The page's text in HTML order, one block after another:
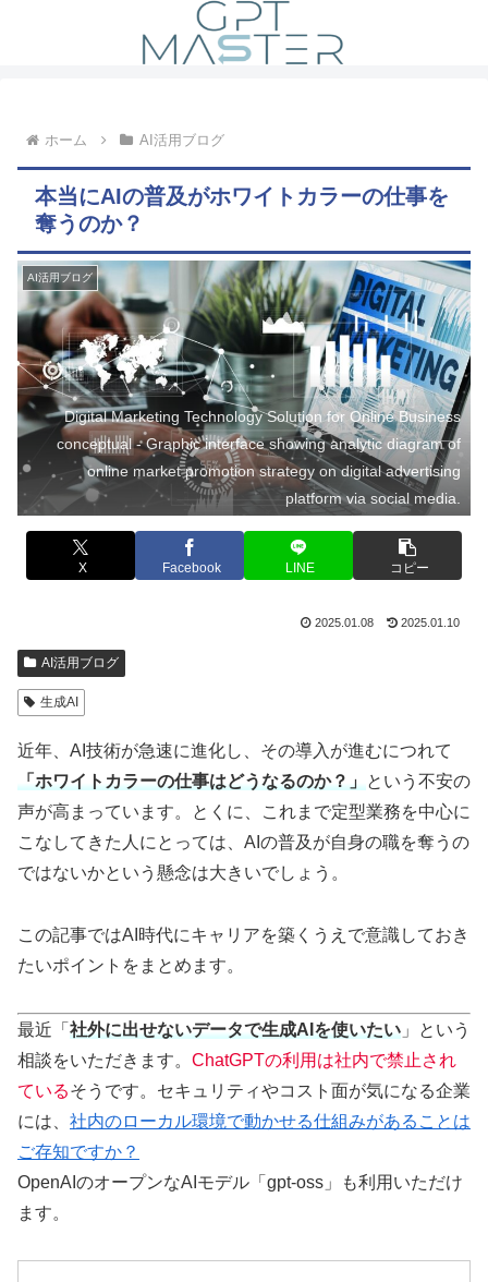
ホーム AI活用ブログ
本当にAIの普及がホワイトカラーの仕事を
奪うのか？
AI活用ブログ
Digital Marketing Technology Solution for Online Business
conceptual - Graphic interface showing analytic diagram of
online market promotion strategy on digital advertising
platform via social media.
X Facebook LINE コピー
2025.01.08 2025.01.10
AI活用ブログ
生成AI
近年、AI技術が急速に進化し、その導入が進むにつれて
「ホワイトカラーの仕事はどうなるのか？」 という不安の
声が高まっています。とくに、これまで定型業務を中心に
こなしてきた人にとっては、AIの普及が自身の職を奪うの
ではないかという懸念は大きいでしょう。
この記事ではAI時代にキャリアを築くうえで意識しておき
たいポイントをまとめます。
最近「 社外に出せないデータで生成AIを使いたい 」という
相談をいただきます。 ChatGPTの利用は社内で禁止され
ているそうです。セキュリティやコスト面が気になる企業
には、 社内のローカル環境で動かせる仕組みがあることは
ご存知ですか？
OpenAIのオープンなAIモデル「gpt-oss」も利用いただけ
ます。